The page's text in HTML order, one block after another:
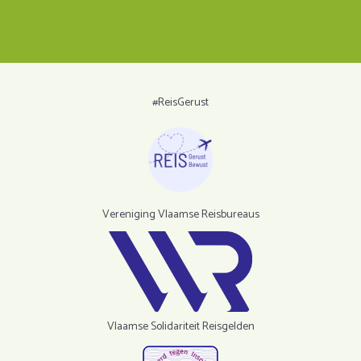
#ReisGerust
Vereniging Vlaamse Reisbureaus
Vlaamse Solidariteit Reisgelden